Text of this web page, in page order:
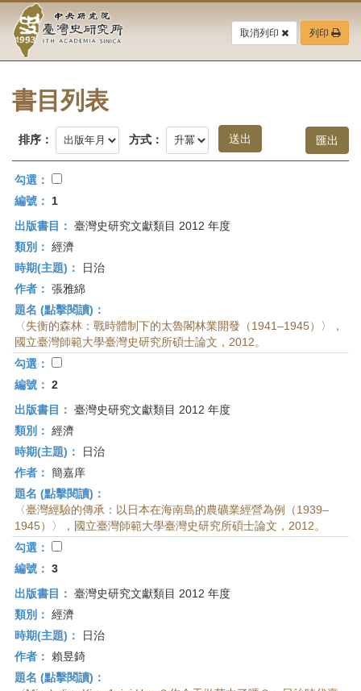
要
中
央
研
究
院-
臺
灣
史
研
究
所-
首
頁
取消列印 列印
書目列表
排序： 方式：
勾選：
編號：
1
出版書目： 臺灣史研究文獻類目 2012 年度
類別： 經濟
時期(主題)：
日治
作者： 張雅綿
題名 (點擊閱讀)：
〈失衡的森林：戰時體制下的太魯閣林業開發（1941–1945）〉，
國立臺灣師範大學臺灣史研究所碩士論文，2012。
勾選：
編號： 2
出版書目： 臺灣史研究文獻類目 2012 年度
類別： 經濟
時期(主題)：
日治
作者： 簡嘉庠
題名 (點擊閱讀)：
〈臺灣經驗的傳承：以日本在海南島的農礦業經營為例（1939–
1945）〉，國立臺灣師範大學臺灣史研究所碩士論文，2012。
勾選：
編號： 3
出版書目： 臺灣史研究文獻類目 2012 年度
類別： 經濟
時期(主題)：
日治
作者：
賴昱錡
題名 (點擊閱讀)：